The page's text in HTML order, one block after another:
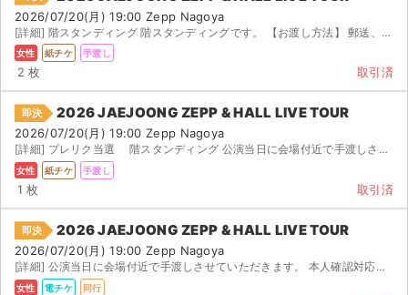
2026/07/20(月) 19:00 Zepp Nagoya
[詳細] 階スタンディング 階スタンディングです。 【お渡し方法】 郵送、手渡しどちらでも対...
女性 紙チケ 手渡し
2 枚 取引済
即決 2026 JAEJOONG ZEPP & HALL LIVE TOUR
2026/07/20(月) 19:00 Zepp Nagoya
[詳細] プレリク当選 階スタンディング 公演当日に会場付近で手渡しさせていただきます。
女性 紙チケ 手渡し
1 枚 取引済
即決 2026 JAEJOONG ZEPP & HALL LIVE TOUR
2026/07/20(月) 19:00 Zepp Nagoya
[詳細] 公演当日に会場付近で手渡しさせていただきます。 本人確認対応可能です。
女性 電チケ 同行